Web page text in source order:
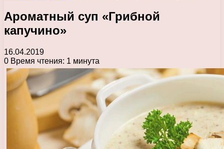
Ароматный суп «Грибной
капучино»
16.04.2019
0 Время чтения: 1 минута